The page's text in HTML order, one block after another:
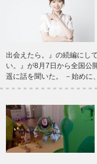
出会えたら。』の続編にし
い。』が8月7日から全国公
遥に話を聞いた。 －始めに